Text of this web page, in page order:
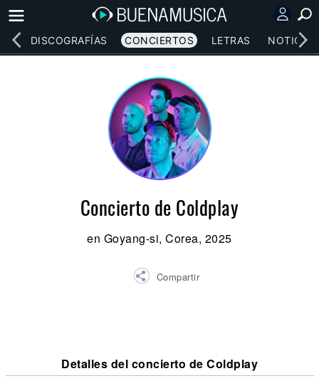
DISCOGRAFÍAS CONCIERTOS LETRAS NOTICIAS
Concierto de Coldplay
en Goyang-si, Corea, 2025
Compartir
Detalles del concierto de Coldplay